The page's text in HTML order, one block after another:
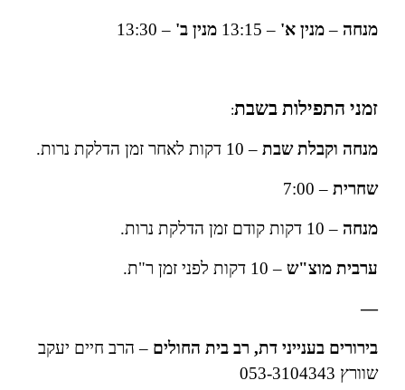
מנחה–מנין א'– 13:15 מנין ב'– 13:30
זמני התפילות בשבת:
מנחה וקבלת שבת– 10 דקות לאחר זמן הדלקת נרות.
שחרית– 7:00
מנחה – 10 דקות קודם זמן הדלקת נרות.
ערבית מוצ"ש– 10 דקות לפני זמן ר"ת.
—
בירורים בענייני דת, רב בית החולים– הרב חיים יעקב
שוורץ 053-3104343